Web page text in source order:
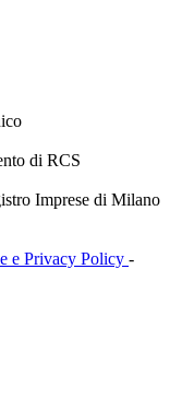
di RCS
Imprese di Milano
e Privacy Policy -